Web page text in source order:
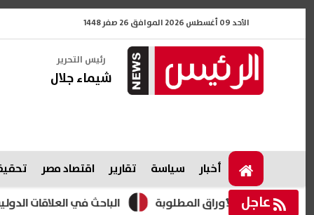
الأحد 09 أغسطس 2026 الموافق 26 صفر 1448
رئيس التحرير
شيماء جلال
أخبار سياسة تقارير اقتصاد مصر
عاجل الباحث في العلاقات الدولية رامي